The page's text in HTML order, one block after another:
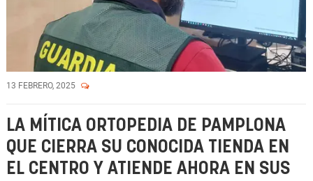
13 FEBRERO, 2025
LA MÍTICA ORTOPEDIA DE PAMPLONA
QUE CIERRA SU CONOCIDA TIENDA EN
EL CENTRO Y ATIENDE AHORA EN SUS